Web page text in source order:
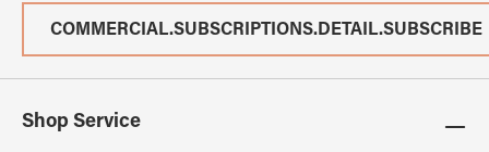
COMMERCIAL.SUBSCRIPTIONS.DETAIL.SUBSCRIBE
Shop Service